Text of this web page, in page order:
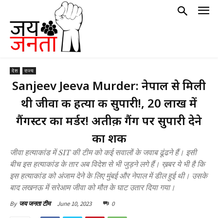
देश राज्य
Sanjeev Jeeva Murder: नेपाल से मिली
थी जीवा की हत्या की सुपारी!, 20 लाख में
गैंगस्टर का मर्डर! अतीक़ गैंग पर सुपारी देने
का शक
जीवा हत्याकांड में SIT की टीम को कई सवालों के जवाब ढूंढने हैं। इसी
बीच इस हत्याकांड के तार अब विदेश से भी जुड़ने लगे हैं। ख़बर ये भी है कि
इस हत्याकांड को अंजाम देने के लिए मुंबई और नेपाल में डील हुई थी। उसके
बाद लखनऊ में सरेआम जीवा को मौत के घाट उतार दिया गया।
By जय जनता टीम June 10, 2023 0